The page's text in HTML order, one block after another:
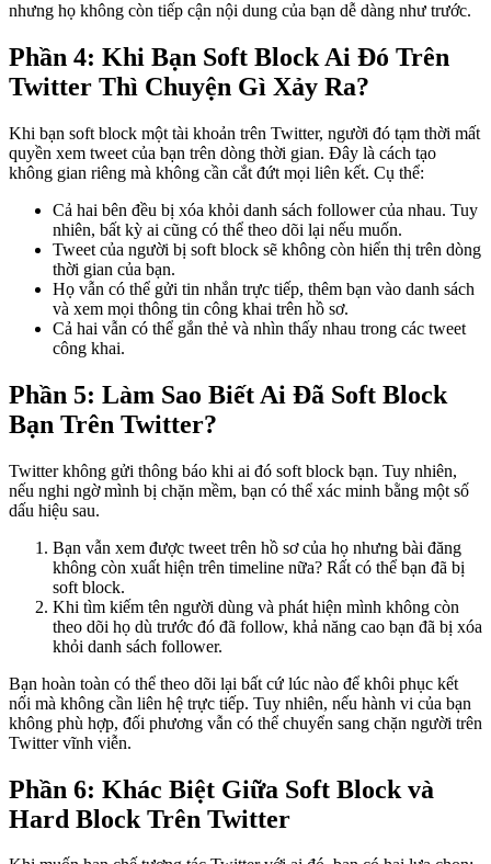
nhưng họ không còn tiếp cận nội dung của bạn dễ dàng như trước.
Phần 4: Khi Bạn Soft Block Ai Đó Trên
Twitter Thì Chuyện Gì Xảy Ra?
Khi bạn soft block một tài khoản trên Twitter, người đó tạm thời mất
quyền xem tweet của bạn trên dòng thời gian. Đây là cách tạo
không gian riêng mà không cần cắt đứt mọi liên kết. Cụ thể:
Cả hai bên đều bị xóa khỏi danh sách follower của nhau. Tuy
nhiên, bất kỳ ai cũng có thể theo dõi lại nếu muốn.
Tweet của người bị soft block sẽ không còn hiển thị trên dòng
thời gian của bạn.
Họ vẫn có thể gửi tin nhắn trực tiếp, thêm bạn vào danh sách
và xem mọi thông tin công khai trên hồ sơ.
Cả hai vẫn có thể gắn thẻ và nhìn thấy nhau trong các tweet
công khai.
Phần 5: Làm Sao Biết Ai Đã Soft Block
Bạn Trên Twitter?
Twitter không gửi thông báo khi ai đó soft block bạn. Tuy nhiên,
nếu nghi ngờ mình bị chặn mềm, bạn có thể xác minh bằng một số
dấu hiệu sau.
Bạn vẫn xem được tweet trên hồ sơ của họ nhưng bài đăng
không còn xuất hiện trên timeline nữa? Rất có thể bạn đã bị
soft block.
Khi tìm kiếm tên người dùng và phát hiện mình không còn
theo dõi họ dù trước đó đã follow, khả năng cao bạn đã bị xóa
khỏi danh sách follower.
Bạn hoàn toàn có thể theo dõi lại bất cứ lúc nào để khôi phục kết
nối mà không cần liên hệ trực tiếp. Tuy nhiên, nếu hành vi của bạn
không phù hợp, đối phương vẫn có thể chuyển sang chặn người trên
Twitter vĩnh viễn.
Phần 6: Khác Biệt Giữa Soft Block và
Hard Block Trên Twitter